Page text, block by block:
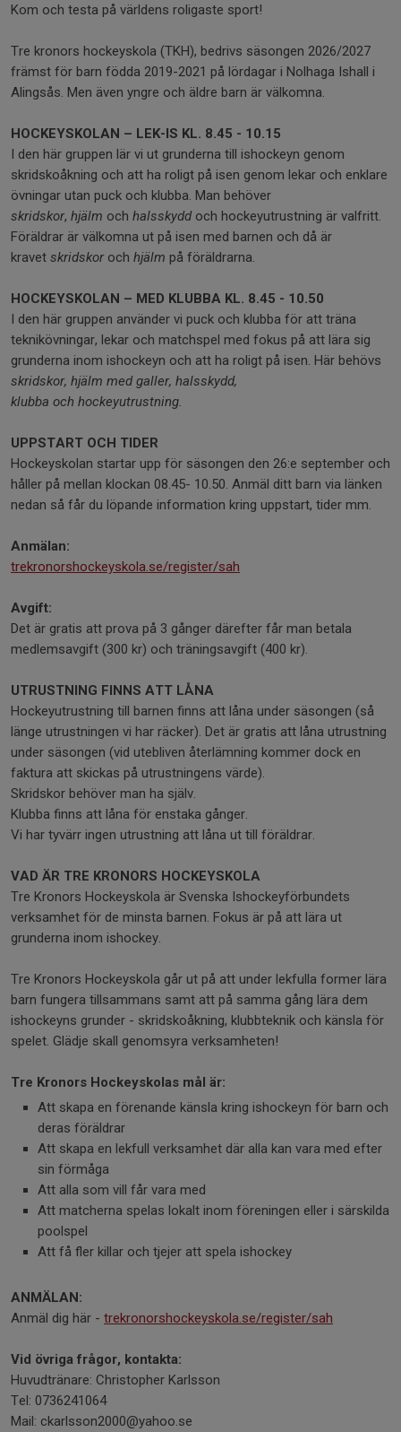
Kom och testa på världens roligaste sport!
Tre kronors hockeyskola (TKH), bedrivs säsongen 2026/2027
främst för barn födda 2019-2021 på lördagar i Nolhaga Ishall i
Alingsås. Men även yngre och äldre barn är välkomna.
HOCKEYSKOLAN – LEK-IS KL. 8.45 - 10.15
I den här gruppen lär vi ut grunderna till ishockeyn genom
skridskoåkning och att ha roligt på isen genom lekar och enklare
övningar utan puck och klubba. Man behöver
skridskor, hjälm och halsskyddoch hockeyutrustning är valfritt.
Föräldrar är välkomna ut på isen med barnen och då är
kravet skridskor och hjälm på föräldrarna.
HOCKEYSKOLAN – MED KLUBBA KL. 8.45 - 10.50
I den här gruppen använder vi puck och klubba för att träna
teknikövningar, lekar och matchspel med fokus på att lära sig
grunderna inom ishockeyn och att ha roligt på isen. Här behövs
skridskor, hjälm med galler, halsskydd,
klubba och hockeyutrustning.
UPPSTART OCH TIDER
Hockeyskolan startar upp för säsongen den 26:e september och
håller på mellan klockan 08.45- 10.50. Anmäl ditt barn via länken
nedan så får du löpande information kring uppstart, tider mm.
Anmälan:
trekronorshockeyskola.se/register/sah
Avgift:
Det är gratis att prova på 3 gånger därefter får man betala
medlemsavgift (300 kr) och träningsavgift (400 kr).
UTRUSTNING FINNS ATT LÅNA
Hockeyutrustning till barnen finns att låna under säsongen (så
länge utrustningen vi har räcker). Det är gratis att låna utrustning
under säsongen (vid utebliven återlämning kommer dock en
faktura att skickas på utrustningens värde).
Skridskor behöver man ha själv.
Klubba finns att låna för enstaka gånger.
Vi har tyvärr ingen utrustning att låna ut till föräldrar.
VAD ÄR TRE KRONORS HOCKEYSKOLA
Tre Kronors Hockeyskola är Svenska Ishockeyförbundets
verksamhet för de minsta barnen. Fokus är på att lära ut
grunderna inom ishockey.
Tre Kronors Hockeyskola går ut på att under lekfulla former lära
barn fungera tillsammans samt att på samma gång lära dem
ishockeyns grunder - skridskoåkning, klubbteknik och känsla för
spelet. Glädje skall genomsyra verksamheten!
Tre Kronors Hockeyskolas mål är:
Att skapa en förenande känsla kring ishockeyn för barn och
deras föräldrar
Att skapa en lekfull verksamhet där alla kan vara med efter
sin förmåga
Att alla som vill får vara med
Att matcherna spelas lokalt inom föreningen eller i särskilda
poolspel
Att få fler killar och tjejer att spela ishockey
ANMÄLAN:
Anmäl dig här - trekronorshockeyskola.se/register/sah
Vid övriga frågor, kontakta:
Huvudtränare: Christopher Karlsson
Tel: 0736241064
Mail: ckarlsson2000@yahoo.se